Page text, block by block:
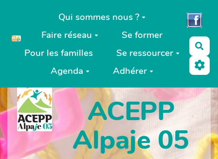
Aller au contenu principal
Qui sommes nous ?
Faire réseau
Se former
Pour les familles
Se ressourcer
Agenda
Adhérer
ACEPP
Alpaje 05